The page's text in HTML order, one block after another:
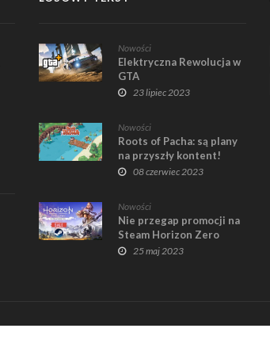
Nowości
Elektryczna Rewolucja w
GTA
23 lipiec 2023
Nowości
Roots of Pacha: są plany
na przyszły kontent!
08 czerwiec 2023
Nowości
Nie przegap promocji na
Steam Horizon Zero
Dawn!25 maj 2023